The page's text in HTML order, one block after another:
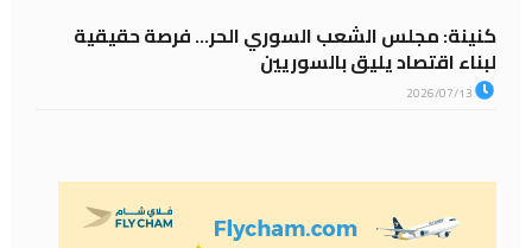
كنينة: مجلس الشعب السوري الحر… فرصة حقيقية
لبناء اقتصاد يليق بالسوريين